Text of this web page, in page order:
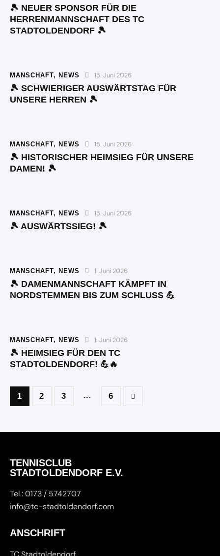
🎾 NEUER SPONSOR FÜR DIE
HERRENMANNSCHAFT DES TC
STADTOLDENDORF 🎾
MANSCHAFT, NEWS 15. Juni 2026
🎾 SCHWIERIGER AUSWÄRTSTAG FÜR
UNSERE HERREN 🎾
MANSCHAFT, NEWS 15. Juni 2026
🎾 HISTORISCHER HEIMSIEG FÜR UNSERE
DAMEN! 🎾
MANSCHAFT, NEWS 15. Juni 2026
🎾 AUSWÄRTSSIEG! 🎾
MANSCHAFT, NEWS 1. Juni 2026
🎾 DAMENMANNSCHAFT KÄMPFT IN
NORDSTEMMEN BIS ZUM SCHLUSS 💪
MANSCHAFT, NEWS 1. Juni 2026
🎾 HEIMSIEG FÜR DEN TC
STADTOLDENDORF! 💪🔥
1 2 3 … 6
>
TENNISCLUB
STADTOLDENDORF E.V.
Tel.: 0173 / 5742707
info@tc-stadtoldendorf.com
ANSCHRIFT